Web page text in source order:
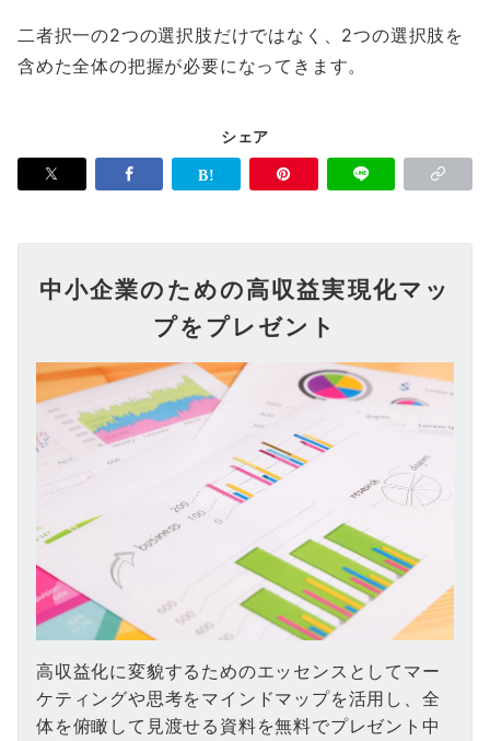
二者択一の2つの選択肢だけではなく、2つの選択肢を
含めた全体の把握が必要になってきます。
シェア
中小企業のための高収益実現化マッ
プをプレゼント
高収益化に変貌するためのエッセンスとしてマー
ケティングや思考をマインドマップを活用し、全
体を俯瞰して見渡せる資料を無料でプレゼント中